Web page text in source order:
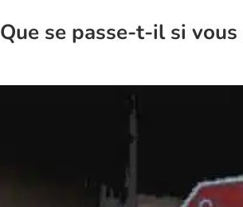
Que se passe-t-il si